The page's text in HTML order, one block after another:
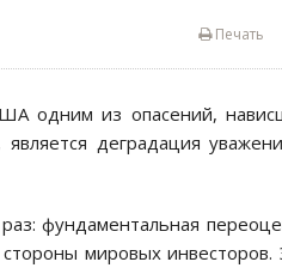
Печать
одним из опасений,
деградация
фундаментальная
мировых инвесторов.